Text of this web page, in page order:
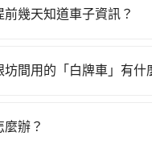
租車都好像在開樂透
天或者載行李時，就顯
計程車司機不按錶計費
取額外費用。但如果
幾天知道車子資訊？
，並於用車前一天晚
間用的「白牌車」有什
些私家車充當營業用
辦？